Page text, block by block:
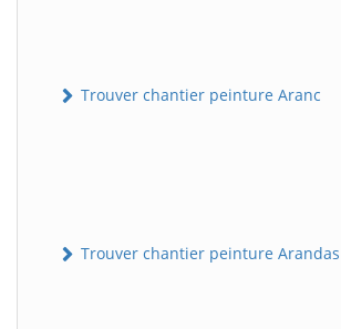
Trouver chantier peinture Aranc
Trouver chantier peinture Arandas